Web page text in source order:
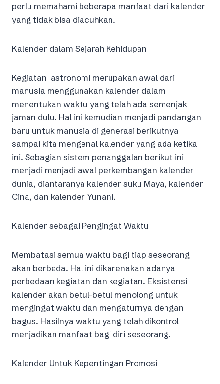
perlu memahami beberapa manfaat dari kalender
yang tidak bisa diacuhkan.
Kalender dalam Sejarah Kehidupan
Kegiatan astronomi merupakan awal dari
manusia menggunakan kalender dalam
menentukan waktu yang telah ada semenjak
jaman dulu. Hal ini kemudian menjadi pandangan
baru untuk manusia di generasi berikutnya
sampai kita mengenal kalender yang ada ketika
ini. Sebagian sistem penanggalan berikut ini
menjadi menjadi awal perkembangan kalender
dunia, diantaranya kalender suku Maya, kalender
Cina, dan kalender Yunani.
Kalender sebagai Pengingat Waktu
Membatasi semua waktu bagi tiap seseorang
akan berbeda. Hal ini dikarenakan adanya
perbedaan kegiatan dan kegiatan. Eksistensi
kalender akan betul-betul menolong untuk
mengingat waktu dan mengaturnya dengan
bagus. Hasilnya waktu yang telah dikontrol
menjadikan manfaat bagi diri seseorang.
Kalender Untuk Kepentingan Promosi